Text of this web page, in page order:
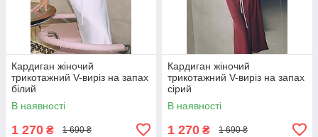
Кардиган жіночий
трикотажний V-виріз на запах
білий
В наявності
1 270 ₴ 1 690 ₴
Кардиган жіночий
трикотажний V-виріз на запах
сірий
В наявності
1 270 ₴ 1 690 ₴